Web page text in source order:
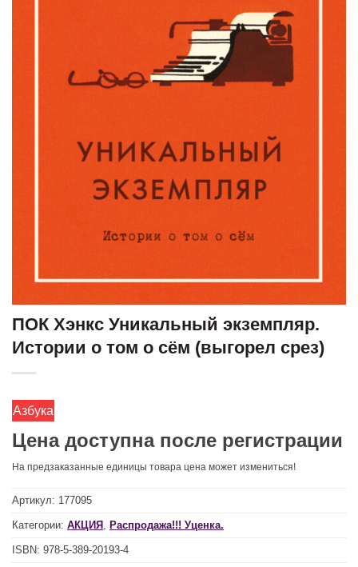
ПОК Хэнкс Уникальный экземпляр.
Истории о том о сём (выгорел срез)
Азбука
Цена доступна после регистрации
На предзаказанные единицы товара цена может измениться!
Артикул: 177095
Категории: АКЦИЯ Распродажа!!! Уценка.
ISBN: 978-5-389-20193-4